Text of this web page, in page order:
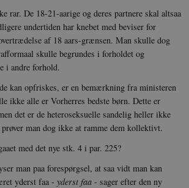
rar. De 18-21-aarige og deres partnere skal altsaa
undertiden har knebet med beviser for
af 18 aars-grænsen. Man skulle dog
skulle begrundes i forholdet og
i andre forhold.
kan opfriskes, er en bemærkning fra ministeren
ikke alle er Vorherres bedste børn. Dette er
det er de heteroseksuelle sandelig heller ikke
man dog ikke at ramme dem kollektivt.
med det nye stk. 4 i par. 225?
man paa forespørgsel, at saa vidt man kan
yderst faa - yderst faa - sager efter den ny